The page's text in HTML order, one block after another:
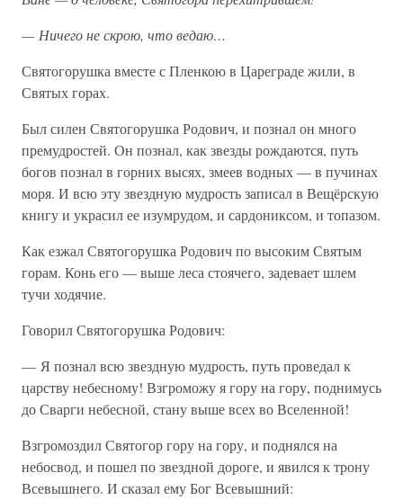
— Ничего не скрою, что ведаю…
Святогорушка вместе с Пленкою в Цареграде жили, в
Святых горах.
Был силен Святогорушка Родович, и познал он много
премудростей. Он познал, как звезды рождаются, путь
богов познал в горних высях, змеев водных — в пучинах
моря. И всю эту звездную мудрость записал в Вещёрскую
книгу и украсил ее изумрудом, и сардониксом, и топазом.
Как езжал Святогорушка Родович по высоким Святым
горам. Конь его — выше леса стоячего, задевает шлем
тучи ходячие.
Говорил Святогорушка Родович:
— Я познал всю звездную мудрость, путь проведал к
царству небесному! Взгроможу я гору на гору, поднимусь
до Сварги небесной, стану выше всех во Вселенной!
Взгромоздил Святогор гору на гору, и поднялся на
небосвод, и пошел по звездной дороге, и явился к трону
Всевышнего. И сказал ему Бог Всевышний: